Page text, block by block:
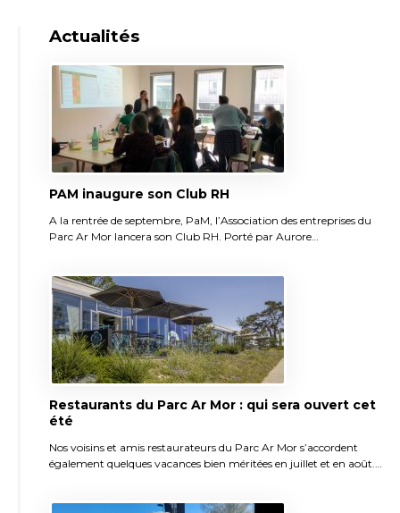
Actualités
PAM inaugure son Club RH
A la rentrée de septembre, PaM, l’Association des entreprises du
Parc Ar Mor lancera son Club RH. Porté par Aurore…
Restaurants du Parc Ar Mor : qui sera ouvert cet
été
Nos voisins et amis restaurateurs du Parc Ar Mor s’accordent
également quelques vacances bien méritées en juillet et en août.…